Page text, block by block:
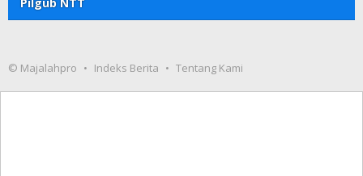
Pilgub NTT
© Majalahpro Indeks Berita Tentang Kami